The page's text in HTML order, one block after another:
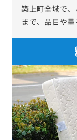
築上町全域で
まで、品目や量